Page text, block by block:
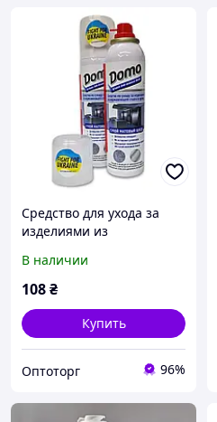
Средство для ухода за
изделиями из
хрома Матовый блеск
DOMO 150мл
В наличии
108₴
Купить
Оптоторг 96%